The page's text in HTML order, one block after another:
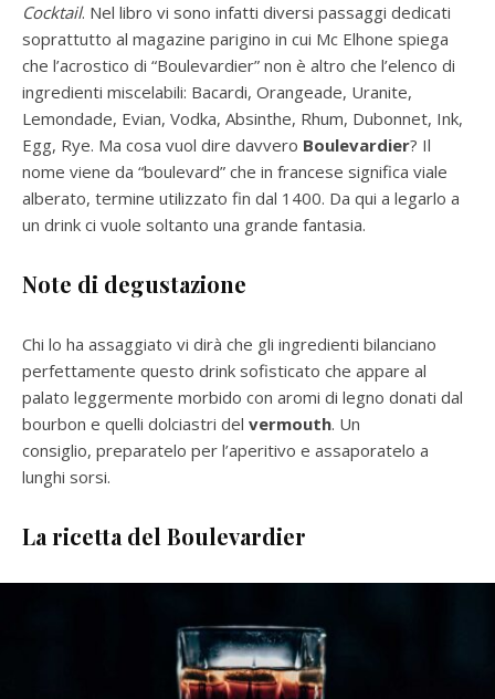
Cocktail. Nel libro vi sono infatti diversi passaggi dedicati
soprattutto al magazine parigino in cui Mc Elhone spiega
che l’acrostico di “Boulevardier” non è altro che l’elenco di
ingredienti miscelabili: Bacardi, Orangeade, Uranite,
Lemondade, Evian, Vodka, Absinthe, Rhum, Dubonnet, Ink,
Egg, Rye. Ma cosa vuol dire davvero Boulevardier? Il
nome viene da “boulevard” che in francese significa viale
alberato, termine utilizzato fin dal 1400. Da qui a legarlo a
un drink ci vuole soltanto una grande fantasia.
Note di degustazione
Chi lo ha assaggiato vi dirà che gli ingredienti bilanciano
perfettamente questo drink sofisticato che appare al
palato leggermente morbido con aromi di legno donati dal
bourbon e quelli dolciastri del vermouth. Un
consiglio, preparatelo per l’aperitivo e assaporatelo a
lunghi sorsi.
La ricetta del Boulevardier